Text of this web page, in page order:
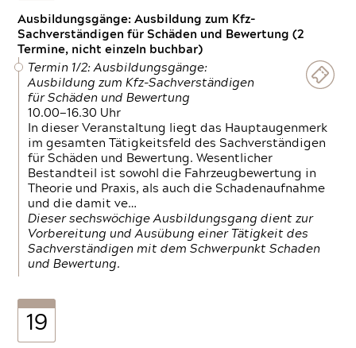
Ausbildungsgänge: Ausbildung zum Kfz-
Sachverständigen für Schäden und Bewertung (2
Termine, nicht einzeln buchbar)
Termin 1/2: Ausbildungsgänge:
Ausbildung zum Kfz-Sachverständigen
für Schäden und Bewertung
10.00—16.30 Uhr
In dieser Veranstaltung liegt das Hauptaugenmerk
im gesamten Tätigkeitsfeld des Sachverständigen
für Schäden und Bewertung. Wesentlicher
Bestandteil ist sowohl die Fahrzeugbewertung in
Theorie und Praxis, als auch die Schadenaufnahme
und die damit ve…
Dieser sechswöchige Ausbildungsgang dient zur
Vorbereitung und Ausübung einer Tätigkeit des
Sachverständigen mit dem Schwerpunkt Schaden
und Bewertung.
19